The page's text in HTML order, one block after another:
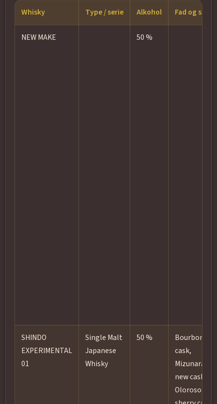
Whisky Type / serie Alkohol Fad og stil
NEW MAKE 50 %
SHINDO
EXPERIMENTAL
01
Single Malt
Japanese
Whisky
50 %
Bourbon
cask,
Mizunara
new cask,
Oloroso